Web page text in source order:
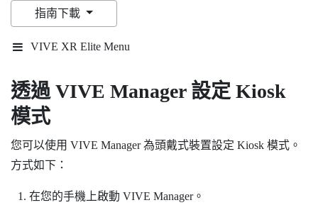
指南下載
VIVE XR Elite Menu
透過VIVE Manager設定 Kiosk
模式
您可以使用 VIVE Manager為頭戴式裝置設定 Kiosk 模式。
方式如下：
在您的手機上啟動 VIVE Manager。